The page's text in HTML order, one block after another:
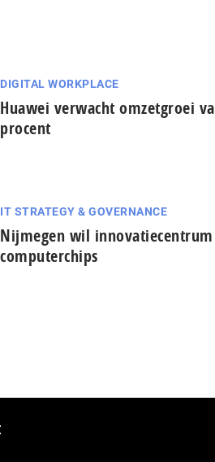
DIGITAL WORKPLACE
Huawei verwacht omzetgroei
procent
IT STRATEGY & GOVERNANCE
Nijmegen wil
computerchips